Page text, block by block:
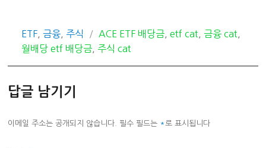
카
테
ETF, 금융, 주식
태
그
ACE ETF 배당금, etf cat, 금융 cat,
월배당 etf 배당금, 주식 cat
답글 남기기
이메일 주소는 공개되지 않습니다. 필수 필드는 *로 표시됩니다